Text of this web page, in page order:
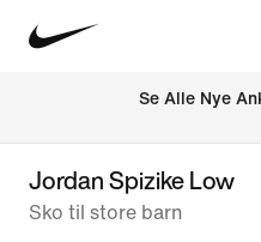
Se Alle Nye
Jordan Spizike Low
Sko til store barn